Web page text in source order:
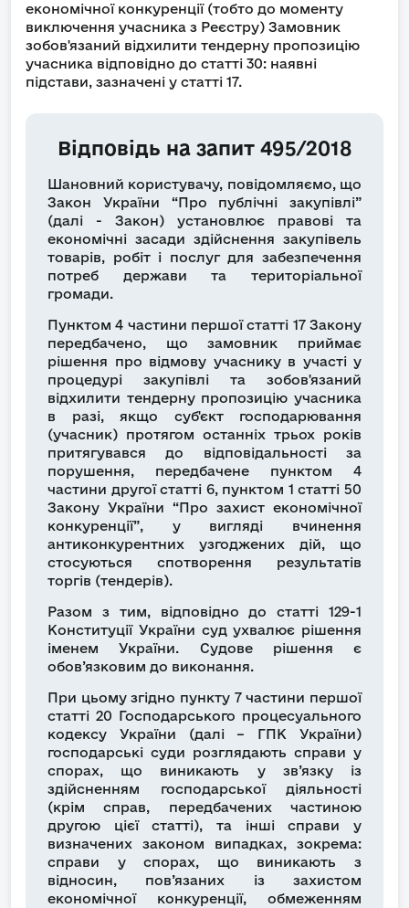
економічної конкуренції (тобто до моменту
виключення учасника з Реєстру) Замовник
зобов'язаний відхилити тендерну пропозицію
учасника відповідно до статті 30: наявні
підстави, зазначені у статті 17.
Відповідь на запит 495/2018
Шановний користувачу, повідомляємо, що
Закон України “Про публічні закупівлі”
(далі - Закон) установлює правові та
економічні засади здійснення закупівель
товарів, робіт і послуг для забезпечення
потреб держави та територіальної
громади.
Пунктом 4 частини першої статті 17 Закону
передбачено, що замовник приймає
рішення про відмову учаснику в участі у
процедурі закупівлі та зобов'язаний
відхилити тендерну пропозицію учасника
в разі, якщо суб'єкт господарювання
(учасник) протягом останніх трьох років
притягувався до відповідальності за
порушення, передбачене пунктом 4
частини другої статті 6, пунктом 1 статті 50
Закону України “Про захист економічної
конкуренції”, у вигляді вчинення
антиконкурентних узгоджених дій, що
стосуються спотворення результатів
торгів (тендерів).
Разом з тим, відповідно до статті 129-1
Конституції України суд ухвалює рішення
іменем України. Судове рішення є
обов’язковим до виконання.
При цьому згідно пункту 7 частини першої
статті 20 Господарського процесуального
кодексу України (далі – ГПК України)
господарські суди розглядають справи у
спорах, що виникають у зв’язку із
здійсненням господарської діяльності
(крім справ, передбачених частиною
другою цієї статті), та інші справи у
визначених законом випадках, зокрема:
справи у спорах, що виникають з
відносин, пов’язаних із захистом
економічної конкуренції, обмеженням